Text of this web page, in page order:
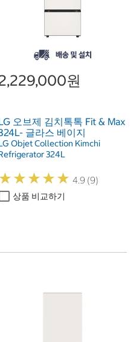
원
오브제 김치톡톡 Fit & Max
글라스 베이지
Objet Collection Kimchi
324L
★★★★★
★★★★★ 4.9 (9)
상품 비교하기